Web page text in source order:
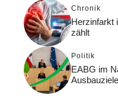
Chronik
Herzinfarkt
zählt
Politik
EABG im